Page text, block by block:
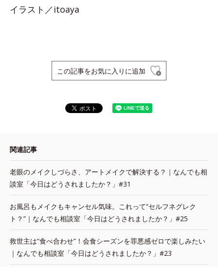
イラスト／itoaya
この記事をお気に入りに追加
関連記事
老眼のメイクしづらさ、アートメイクで解決する？｜なんでも相
談室「今日はどうされましたか？」#31
お風呂もメイクもキャンセル気味。これって“セルフネグレク
ト？”｜なんでも相談室「今日はどうされましたか？」#25
救世主は“食べ合わせ”！会食シーズンを罪悪感ゼロで楽しみたい
｜なんでも相談室「今日はどうされましたか？」#23